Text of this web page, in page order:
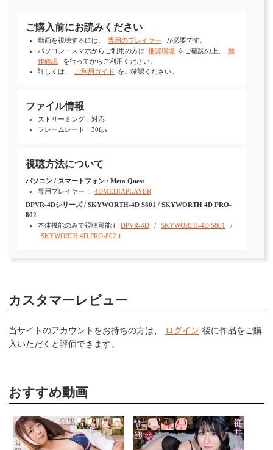
ご購入前にお読みください
動画を視聴するには、 専用のプレイヤー
が必要です。
パソコン・スマホからご利用の方は 推奨環境 をご確認の上、
動
作確認
を行ってからご利用ください。
詳しくは、
ご利用ガイド をご確認ください。
ファイル情報
ストリーミング：対応
フレームレート：30fps
視聴方法について
パソコン / スマートフォン / Meta Quest
専用プレイヤー：
4DMEDIAPLAYER
DPVR-4Dシリーズ / SKYWORTH-4D S801 / SKYWORTH 4D PRO-
802
本体機能のみで視聴可能 (
DPVR-4D / SKYWORTH-4D S801
/
SKYWORTH 4D PRO-802 )
カスタマーレビュー
当サイトのアカウントをお持ちの方は、 ログイン 後に作品をご購
入いただくと評価できます。
おすすめ動画